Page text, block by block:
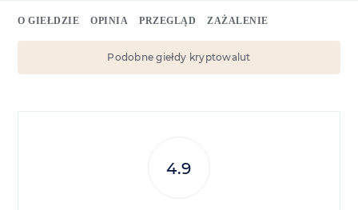
O GIEŁDZIE OPINIA PRZEGLĄD ZAŻALENIE
Podobne giełdy kryptowalut
4.9